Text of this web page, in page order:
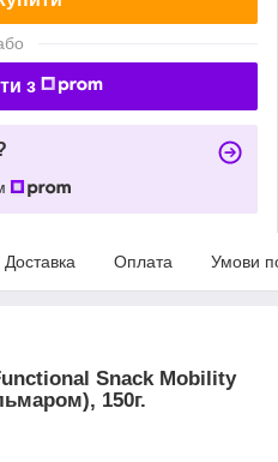
з
Доставка Оплата Умови
Snack Mobility
150г.